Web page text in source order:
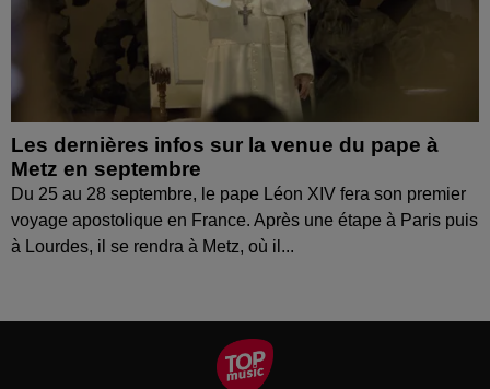
Les dernières infos sur la venue du pape à
Metz en septembre
Du 25 au 28 septembre, le pape Léon XIV fera son premier
voyage apostolique en France. Après une étape à Paris puis
à Lourdes, il se rendra à Metz, où il...